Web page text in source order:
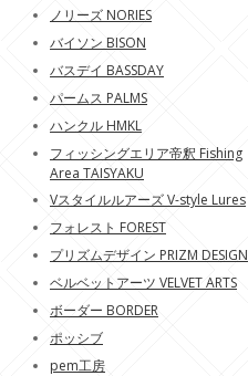
ノリーズ NORIES
バイソン BISON
バスデイ BASSDAY
パームス PALMS
ハンクル HMKL
フィッシングエリア帝釈 Fishing
Area TAISYAKU
Vスタイルルアーズ V-style Lures
フォレスト FOREST
プリズムデザイン PRIZM DESIGN
ベルベットアーツ VELVET ARTS
ボーダー BORDER
ポッシブ
pem工房